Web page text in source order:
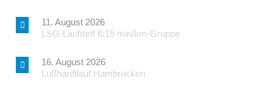
11. August 2026
LSG-Lauftreff 6:15 min/km-Gruppe
16. August 2026
Lußhardtlauf Hambrücken